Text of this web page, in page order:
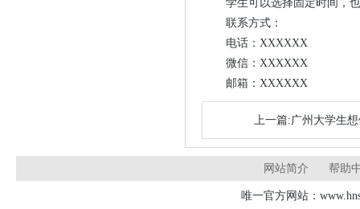
学生可以选择固定时间，
联系方式：
电话：XXXXXX
微信：XXXXXX
邮箱：XXXXXX
上一篇:广州大学生
网站简介 帮助
唯一官方网站：